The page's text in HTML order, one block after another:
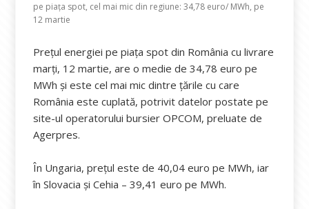
pe piața spot, cel mai mic din regiune: 34,78 euro/ MWh, pe
12 martie
Preţul energiei pe piaţa spot din România cu livrare
marţi, 12 martie, are o medie de 34,78 euro pe
MWh şi este cel mai mic dintre ţările cu care
România este cuplată, potrivit datelor postate pe
site-ul operatorului bursier OPCOM, preluate de
Agerpres.
În Ungaria, preţul este de 40,04 euro pe MWh, iar
în Slovacia şi Cehia – 39,41 euro pe MWh.